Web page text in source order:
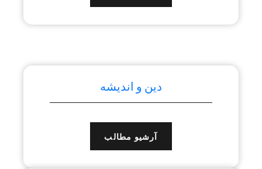
دین و اندیشه
آرشیو مطالب